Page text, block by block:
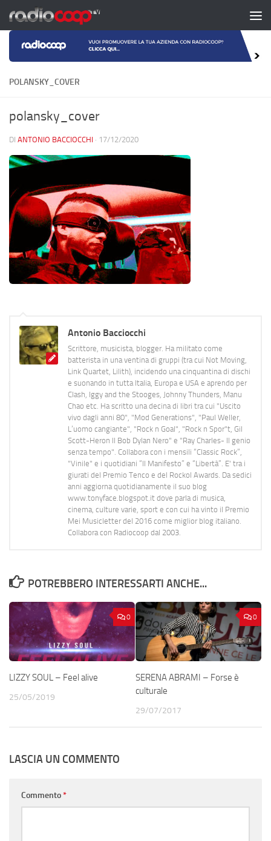
Salta al contenuto
POLANSKY_COVER
polansky_cover
DI ANTONIO BACCIOCCHI · 17/12/2020
Antonio Bacciocchi
Scrittore, musicista, blogger. Ha militato come
batterista in una ventina di gruppi (tra cui Not Moving,
Link Quartet, Lilith), incidendo una cinquantina di dischi
e suonando in tutta Italia, Europa e USA e aprendo per
Clash, Iggy and the Stooges, Johnny Thunders, Manu
Chao etc. Ha scritto una decina di libri tra cui "Uscito
vivo dagli anni 80", "Mod Generations", "Paul Weller,
L’uomo cangiante", "Rock n Goal", "Rock n Spor"t, Gil
Scott-Heron Il Bob Dylan Nero" e "Ray Charles- Il genio
senza tempo". Collabora con i mensili “Classic Rock”,
"Vinile" e i quotidiani “Il Manifesto” e “Libertà”. E' tra i
giurati del Premio Tenco e del Rockol Awards. Da sedici
anni aggiorna quotidianamente il suo blog
www.tonyface.blogspot.it dove parla di musica,
cinema, culture varie, sport e con cui ha vinto il Premio
Mei Musicletter del 2016 come miglior blog italiano.
Collabora con Radiocoop dal 2003.
POTREBBERO INTERESSARTI ANCHE...
0
LIZZY SOUL – Feel alive
25/05/2019
0
SERENA ABRAMI – Forse è
culturale
29/07/2017
LASCIA UN COMMENTO
Commento*